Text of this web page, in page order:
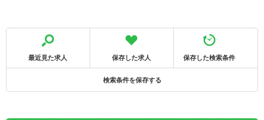
最近見た求人 保存した求人 保存した検索条件
検索条件を保存する